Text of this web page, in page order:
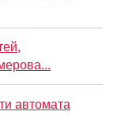
автомата